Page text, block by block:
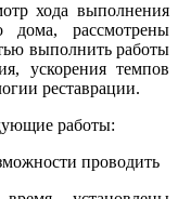
хода выполнения
дома, рассмотрены
выполнить работы
ускорения темпов
реставрации.
работы:
проводить